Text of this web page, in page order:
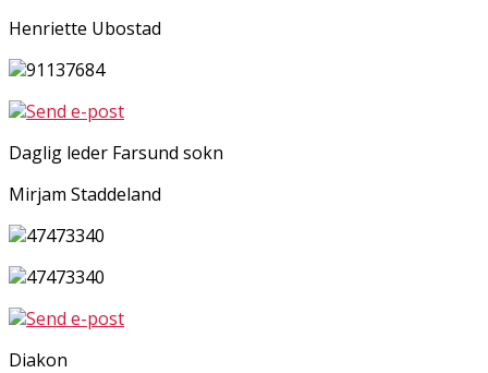
Henriette Ubostad
91137684
Send e-post
Daglig leder Farsund sokn
Mirjam Staddeland
47473340
47473340
Send e-post
Diakon